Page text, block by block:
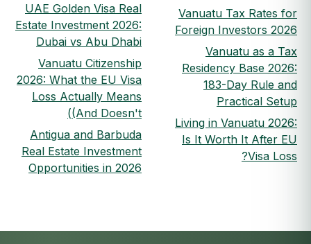
Vanuatu Tax Rates for
Foreign Investors 2026
Vanuatu as a Tax
Residency Base 2026:
183-Day Rule and
Practical Setup
Living in Vanuatu 2026:
Is It Worth It After EU
Visa Loss?
UAE Golden Visa Real
Estate Investment 2026:
Dubai vs Abu Dhabi
Vanuatu Citizenship
2026: What the EU Visa
Loss Actually Means
(And Doesn't)
Antigua and Barbuda
Real Estate Investment
Opportunities in 2026